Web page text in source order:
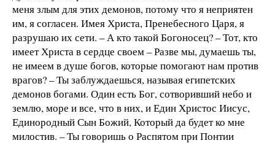
меня злым для этих демонов, потому что я неприятен
им, я согласен. Имея Христа, Пренебесного Царя, я
разрушаю их сети. – А кто такой Богоносец? – Тот, кто
имеет Христа в сердце своем – Разве мы, думаешь ты,
не имеем в душе богов, которые помогают нам против
врагов? – Ты заблуждаешься, называя египетских
демонов богами. Один есть Бог, сотворивший небо и
землю, море и все, что в них, и Един Христос Иисус,
Единородный Сын Божий, Который да будет ко мне
милостив. – Ты говоришь о Распятом при Понтии